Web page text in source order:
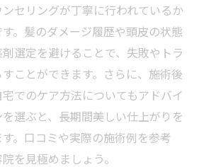
セリングが丁寧に行われているか
。髪のダメージ履歴や頭皮の状態
選定を避けることで、失敗やトラ
ことができます。さらに、施術後
でのケア方法についてもアドバイ
選ぶと、長期間美しい仕上がりを
。口コミや実際の施術例を参考
を見極めましょう。